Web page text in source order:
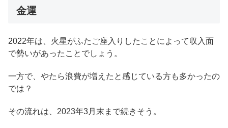
金運
2022年は、火星がふたご座入りしたことによって収入面
で勢いがあったことでしょう。
一方で、やたら浪費が増えたと感じている方も多かったの
では？
その流れは、2023年3月末まで続きそう。